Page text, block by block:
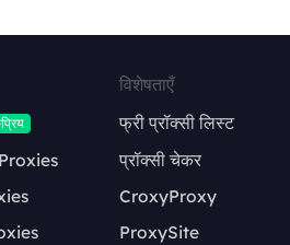
विशेषताएँ
फ्री प्रॉक्सी लिस्ट
प्रॉक्सी चेकर
CroxyProxy
ProxySite